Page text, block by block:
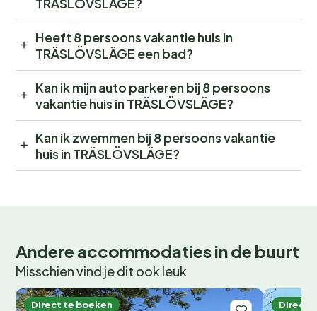
Heeft 8 persoons vakantie huis in
TRÄSLÖVSLÄGE een bad?
Kan ik mijn auto parkeren bij 8 persoons
vakantie huis in TRÄSLÖVSLÄGE?
Kan ik zwemmen bij 8 persoons vakantie
huis in TRÄSLÖVSLÄGE?
Andere accommodaties in de buurt
Misschien vind je dit ook leuk
Direct te boeken Direct